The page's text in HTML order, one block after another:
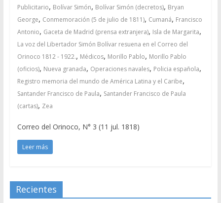
Publicitario, Bolívar Simón, Bolívar Simón (decretos), Bryan
George, Conmemoración (5 de julio de 1811), Cumaná, Francisco
Antonio, Gaceta de Madrid (prensa extranjera), Isla de Margarita,
La voz del Libertador Simón Bolívar resuena en el Correo del
Orinoco 1812 - 1922., Médicos, Morillo Pablo, Morillo Pablo
(oficios), Nueva granada, Operaciones navales, Policia española,
Registro memoria del mundo de América Latina y el Caribe,
Santander Francisco de Paula, Santander Francisco de Paula
(cartas), Zea
Correo del Orinoco, N° 3 (11 jul. 1818)
Leer más
Recientes